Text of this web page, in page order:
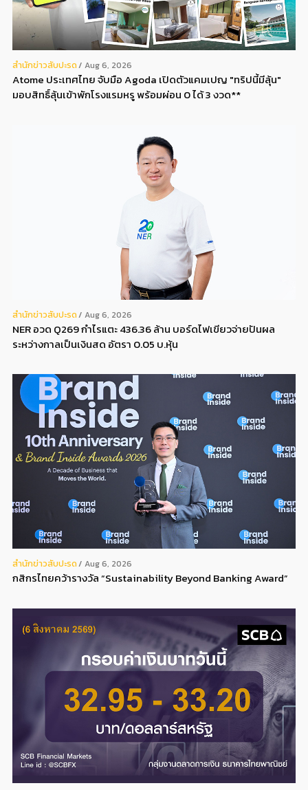
สํานักข่าวสับปะรด Aug 6, 2026
Atome ประเทศไทย จับมือ Agoda เปิดตัวแคมเปญ "ทริปนี้มีลุ้น"
มอบสิทธิ์ลุ้นเข้าพักโรงแรมหรู พร้อมผ่อน 0 ได้ 3 งวด**
สํานักข่าวสับปะรด Aug 6, 2026
NER อวด Q269 กำไรแตะ 436.36 ล้าน บอร์ดไฟเขียวจ่ายปันผล
ระหว่างกาลเป็นเงินสด อัตรา 0.05 บ.หุ้น
สํานักข่าวสับปะรด Aug 6, 2026
กสิกรไทยคว้ารางวัล “Sustainability Beyond Banking Award”